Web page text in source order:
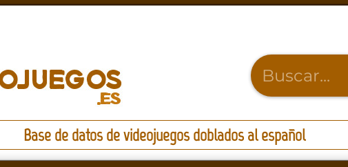
Base de datos de videojuegos doblados al español